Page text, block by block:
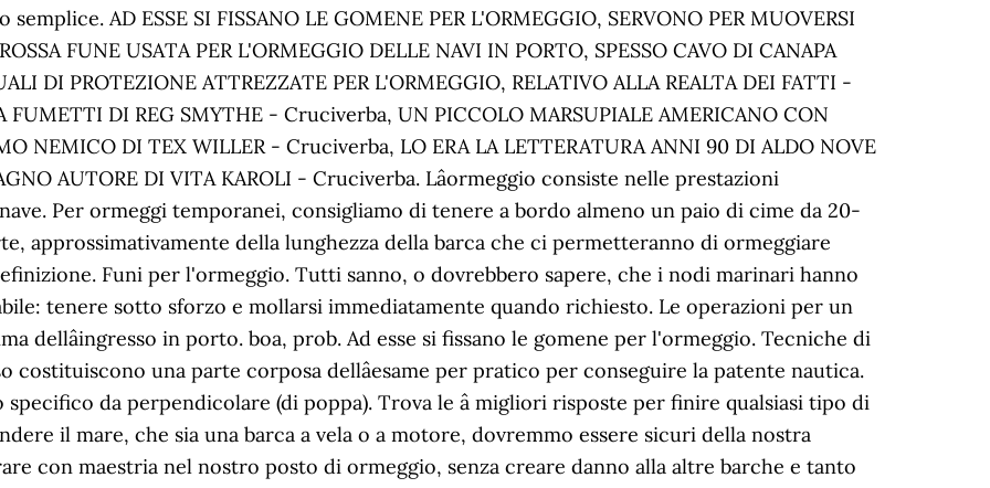
AD ESSE SI FISSANO LE GOMENE PER L'ORMEGGIO, SERVONO PER MUOVERSI
FUNE USATA PER L'ORMEGGIO DELLE NAVI IN PORTO, SPESSO CAVO DI CANAPA
DI PROTEZIONE ATTREZZATE PER L'ORMEGGIO, RELATIVO ALLA REALTA DEI FATTI -
FUMETTI DI REG SMYTHE - Cruciverba, UN PICCOLO MARSUPIALE AMERICANO CON
NEMICO DI TEX WILLER - Cruciverba, LO ERA LA LETTERATURA ANNI 90 DI ALDO NOVE
AUTORE DI VITA KAROLI - Cruciverba. Lâormeggio consiste nelle prestazioni
nave. Per ormeggi temporanei, consigliamo di tenere a bordo almeno un paio di cime da 20-
approssimativamente della lunghezza della barca che ci permetteranno di ormeggiare
Funi per l'ormeggio. Tutti sanno, o dovrebbero sapere, che i nodi marinari hanno
tenere sotto sforzo e mollarsi immediatamente quando richiesto. Le operazioni per un
dellâingresso in porto. boa, prob. Ad esse si fissano le gomene per l'ormeggio. Tecniche di
costituiscono una parte corposa dellâesame per pratico per conseguire la patente nautica.
da perpendicolare (di poppa). Trova le â­ migliori risposte per finire qualsiasi tipo di
il mare, che sia una barca a vela o a motore, dovremmo essere sicuri della nostra
con maestria nel nostro posto di ormeggio, senza creare danno alla altre barche e tanto